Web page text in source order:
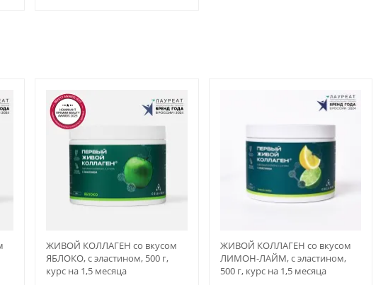
ЖИВОЙ КОЛЛАГЕН со вкусом
ЯБЛОКО, с эластином, 500 г,
курс на 1,5 месяца
ЖИВОЙ КОЛЛАГЕН со вкусом
ЛИМОН-ЛАЙМ, с эластином,
500 г, курс на 1,5 месяца